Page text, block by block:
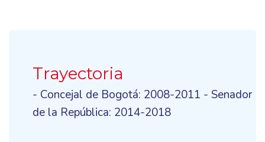
Trayectoria
- Concejal de Bogotá: 2008-2011 - Senador
de la República: 2014-2018